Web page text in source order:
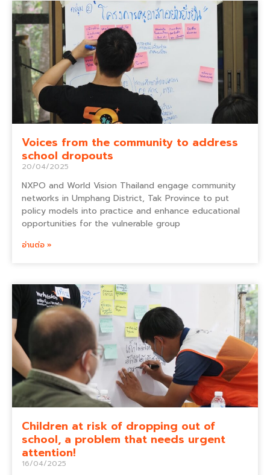
Voices from the community to address
school dropouts
20/04/2025
NXPO and World Vision Thailand engage community
networks in Umphang District, Tak Province to put
policy models into practice and enhance educational
opportunities for the vulnerable group
อ่านต่อ »
Children at risk of dropping out of
school, a problem that needs urgent
attention!
16/04/2025